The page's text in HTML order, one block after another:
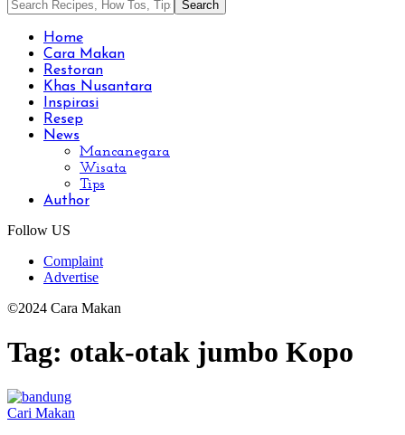
Home
Cara Makan
Restoran
Khas Nusantara
Inspirasi
Resep
News
Mancanegara
Wisata
Tips
Author
Follow US
Complaint
Advertise
©2024 Cara Makan
Tag: otak-otak jumbo Kopo
Cari Makan